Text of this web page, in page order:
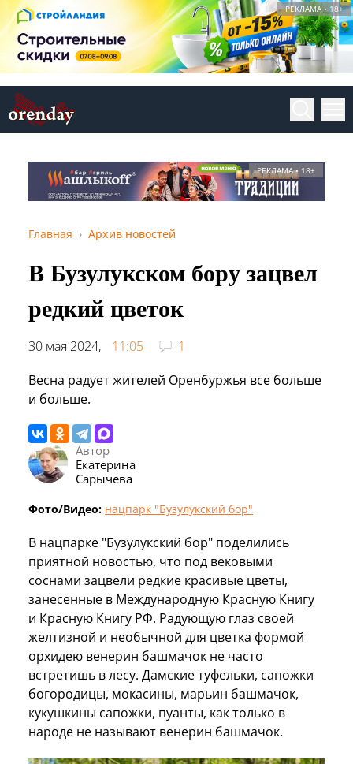
РЕКЛАМА • 18+
РЕКЛАМА • 18+
Главная Архив новостей
В Бузулукском бору зацвел
редкий цветок
30 мая 2024, 11:05
1
Весна радует жителей Оренбуржья все больше
и больше.
Автор
Екатерина
Сарычева
Фото/Видео: нацпарк "Бузулукский бор"
В нацпарке "Бузулукский бор" поделились
приятной новостью, что под вековыми
соснами зацвели редкие красивые цветы,
занесенные в Международную Красную Книгу
и Красную Книгу РФ. Радующую глаз своей
желтизной и необычной для цветка формой
орхидею венерин башмачок не часто
встретишь в лесу. Дамские туфельки, сапожки
богородицы, мокасины, марьин башмачок,
кукушкины сапожки, пуанты, как только в
народе не называют венерин башмачок.